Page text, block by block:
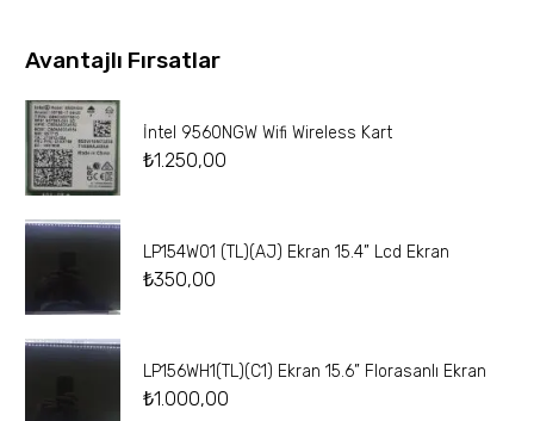
Avantajlı Fırsatlar
İntel 9560NGW Wifi Wireless Kart
₺1.250,00
LP154W01 (TL)(AJ) Ekran 15.4” Lcd Ekran
₺350,00
LP156WH1(TL)(C1) Ekran 15.6” Florasanlı Ekran
₺1.000,00